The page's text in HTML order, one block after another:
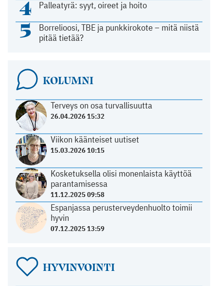
4 Palleatyrä: syyt, oireet ja hoito
5
Borrelioosi, TBE ja punkkirokote – mitä niistä
pitää tietää?
KOLUMNI
Terveys on osa turvallisuutta
26.04.2026 15:32
Viikon käänteiset uutiset
15.03.2026 10:15
Kosketuksella olisi monenlaista käyttöä
parantamisessa
11.12.2025 09:58
Espanjassa perusterveydenhuolto toimii
hyvin
07.12.2025 13:59
HYVINVOINTI